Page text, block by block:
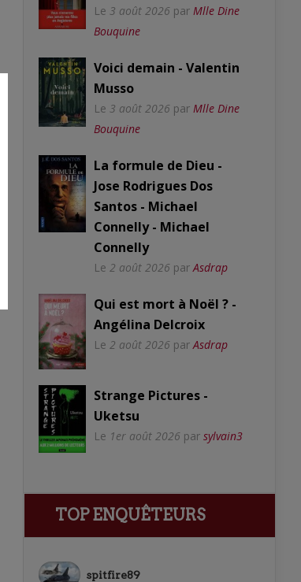
Le 3 août 2026 par Mlle Dine
Bouquine
Voici demain - Valentin
Musso
Le 3 août 2026 par Mlle Dine
Bouquine
La formule de Dieu -
Jose Rodrigues Dos
Santos - Michael
Connelly - Michael
Connelly
Le 2 août 2026 par Asdrap
Qui est mort à Noël ? -
Angélina Delcroix
Le 2 août 2026 par Asdrap
Strange Pictures -
Uketsu
Le 1er août 2026 par sylvain3
TOP ENQUÊTEURS
spitfire89